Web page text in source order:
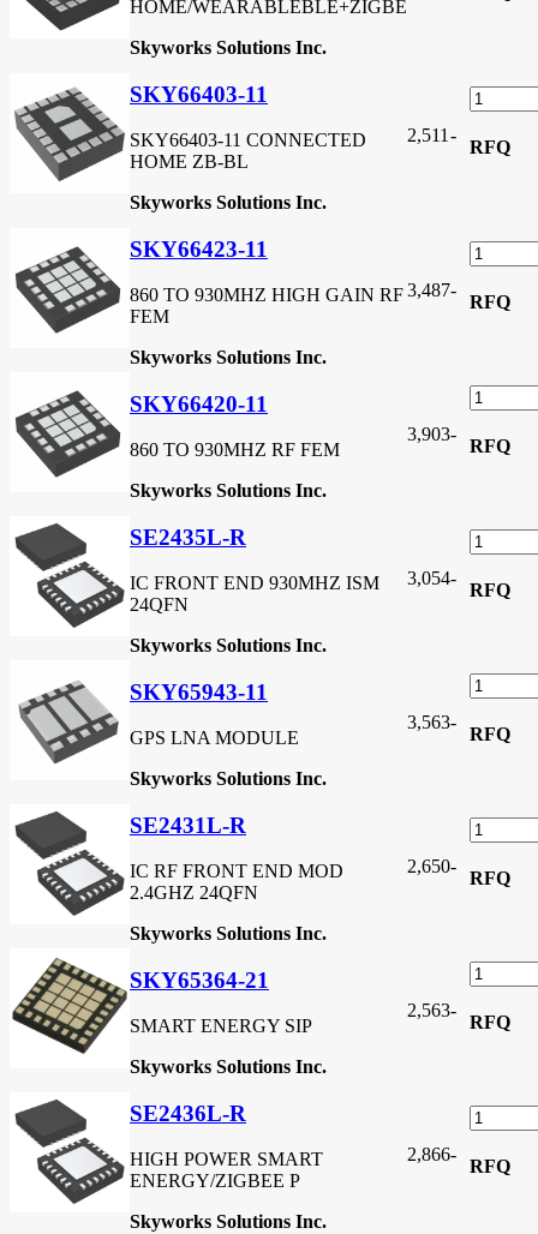
HOME/WEARABLEBLE+ZIGBE
Skyworks Solutions Inc.
SKY66403-11
SKY66403-11 CONNECTED
HOME ZB-BL
Skyworks Solutions Inc.
2,511 -
RFQ
SKY66423-11
860 TO 930MHZ HIGH GAIN RF
FEM
Skyworks Solutions Inc.
3,487-
RFQ
SKY66420-11
860 TO 930MHZ RF FEM
Skyworks Solutions Inc.
3,903-
RFQ
SE2435L-R
IC FRONT END 930MHZ ISM
24QFN
Skyworks Solutions Inc.
3,054-
RFQ
SKY65943-11
GPS LNA MODULE
Skyworks Solutions Inc.
3,563-
RFQ
SE2431L-R
IC RF FRONT END MOD
2.4GHZ 24QFN
Skyworks Solutions Inc.
2,650-
RFQ
SKY65364-21
SMART ENERGY SIP
Skyworks Solutions Inc.
2,563-
RFQ
SE2436L-R
HIGH POWER SMART
ENERGY/ZIGBEE P
Skyworks Solutions Inc.
2,866-
RFQ